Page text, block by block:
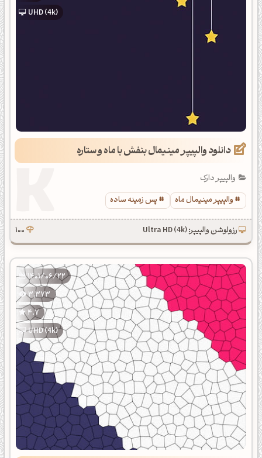
UHD (4k)
دانلود والپیپر مینیمال بنفش با ماه و ستاره
والپیپر دارک
والپیپر مینیمال ماه
پس زمینه ساده
رزولوشن والپیپر: Ultra HD (4k) 100
1401/06/22
3,373
4.7
UHD (4k)